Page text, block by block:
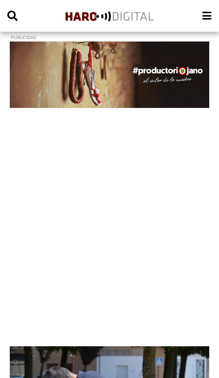
PUBLICIDAD